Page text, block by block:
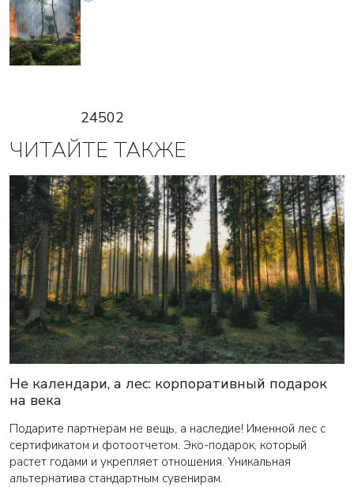
24502
ЧИТАЙТЕ ТАКЖЕ
Не календари, а лес: корпоративный подарок
на века
Подарите партнерам не вещь, а наследие! Именной лес с
сертификатом и фотоотчетом. Эко-подарок, который
растет годами и укрепляет отношения. Уникальная
альтернатива стандартным сувенирам.